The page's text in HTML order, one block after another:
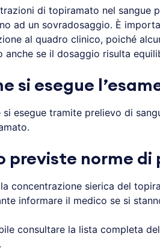
di topiramato nel sangue
ad un sovradosaggio. È
al quadro clinico, poiché
anche se il dosaggio risulta
si esegue
si esegue tramite prelievo di
previste norme di
concentrazione sierica del
informare il medico se si
consultare la lista completa